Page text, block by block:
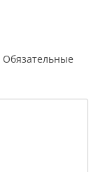
Обязательные